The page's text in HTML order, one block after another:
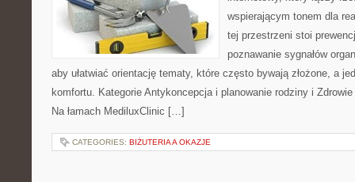
wspierającym tonem dla
tej przestrzeni stoi
poznawanie sygnałów
aby ułatwiać orientację tematy, które często bywają złożone, a
komfortu. Kategorie Antykoncepcja i planowanie rodziny i
Na łamach MediluxClinic […]
CATEGORIES: BIŻUTERIA A OKAZJE